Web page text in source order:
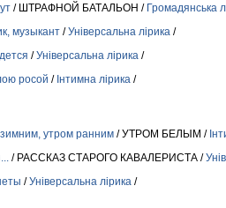
/ ШТРАФНОЙ БАТАЛЬОН / Громадянська
музыкант /Універсальна лірика /
/Універсальна лірика /
росой / Інтимна лірика /
утром ранним / УТРОМ БЕЛЫМ /
/ РАССКАЗ СТАРОГО КАВАЛЕРИСТА /
/Універсальна лірика /